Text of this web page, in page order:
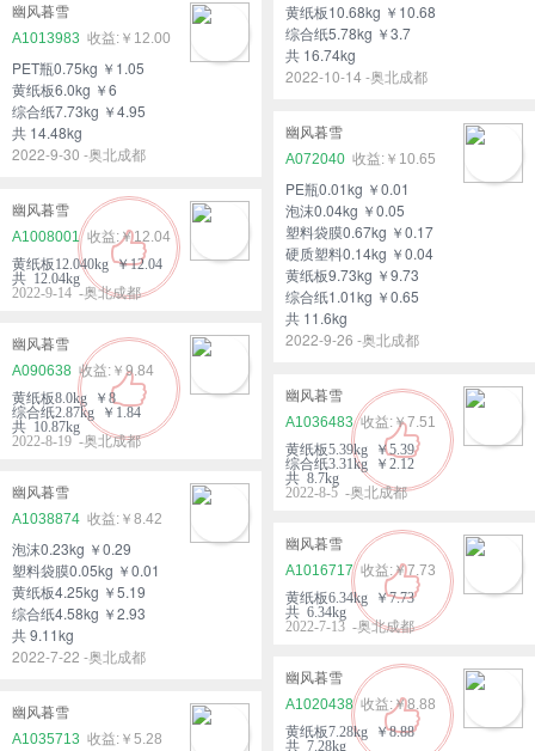
黄纸板10.68kg ￥10.68
综合纸5.78kg ￥3.7
共 16.74kg
2022-10-14 -奥北成都
幽风暮雪
A1013983
￥12.00
PET瓶0.75kg ￥1.05
黄纸板6.0kg ￥6
综合纸7.73kg ￥4.95
共 14.48kg
2022-9-30 -奥北成都
幽风暮雪
A072040
￥10.65
PE瓶0.01kg ￥0.01
泡沫0.04kg ￥0.05
塑料袋膜0.67kg ￥0.17
硬质塑料0.14kg ￥0.04
黄纸板9.73kg ￥9.73
综合纸1.01kg ￥0.65
共 11.6kg
2022-9-26 -奥北成都
幽风暮雪
A1008001
￥12.04
黄纸板12.040kg ￥12.04
共 12.04kg
2022-9-14 -奥北成都
幽风暮雪
A090638
￥9.84
黄纸板8.0kg ￥8
综合纸2.87kg ￥1.84
共 10.87kg
2022-8-19 -奥北成都
幽风暮雪
A1036483
￥7.51
黄纸板5.39kg ￥5.39
综合纸3.31kg ￥2.12
共 8.7kg
2022-8-5 -奥北成都
幽风暮雪
A1038874
￥8.42
泡沫0.23kg ￥0.29
塑料袋膜0.05kg ￥0.01
黄纸板4.25kg ￥5.19
综合纸4.58kg ￥2.93
共 9.11kg
2022-7-22 -奥北成都
幽风暮雪
A1016717
￥7.73
黄纸板6.34kg ￥7.73
共 6.34kg
2022-7-13 -奥北成都
幽风暮雪
A1020438
￥8.88
黄纸板7.28kg ￥8.88
共 7.28kg
幽风暮雪
A1035713
￥5.28